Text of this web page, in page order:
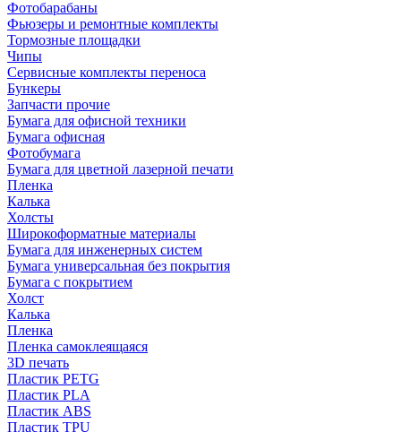
Фотобарабаны
Фьюзеры и ремонтные комплекты
Тормозные площадки
Чипы
Сервисные комплекты переноса
Бункеры
Запчасти прочие
Бумага для офисной техники
Бумага офисная
Фотобумага
Бумага для цветной лазерной печати
Пленка
Калька
Холсты
Широкоформатные материалы
Бумага для инженерных систем
Бумага универсальная без покрытия
Бумага с покрытием
Холст
Калька
Пленка
Пленка самоклеящаяся
3D печать
Пластик PETG
Пластик PLA
Пластик ABS
Пластик TPU